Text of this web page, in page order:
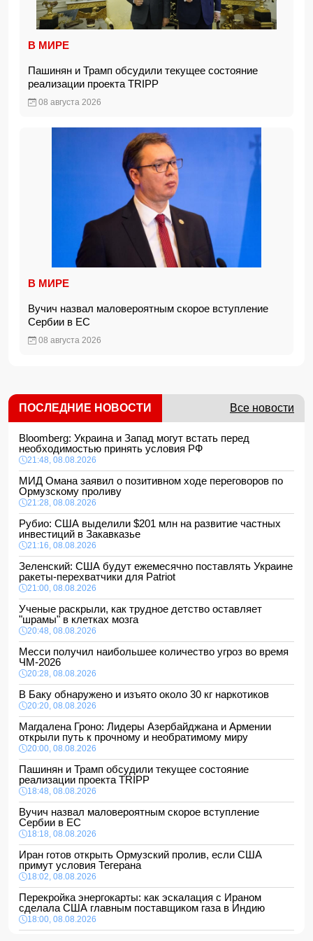
В МИРЕ
Пашинян и Трамп обсудили текущее состояние
реализации проекта TRIPP
08 августа 2026
В МИРЕ
Вучич назвал маловероятным скорое вступление
Сербии в ЕС
08 августа 2026
ПОСЛЕДНИЕ НОВОСТИ Все новости
Bloomberg: Украина и Запад могут встать перед
необходимостью принять условия РФ
21:48, 08.08.2026
МИД Омана заявил о позитивном ходе переговоров по
Ормузскому проливу
21:28, 08.08.2026
Рубио: США выделили $201 млн на развитие частных
инвестиций в Закавказье
21:16, 08.08.2026
Зеленский: США будут ежемесячно поставлять Украине
ракеты-перехватчики для Patriot
21:00, 08.08.2026
Ученые раскрыли, как трудное детство оставляет
"шрамы" в клетках мозга
20:48, 08.08.2026
Месси получил наибольшее количество угроз во время
ЧМ-2026
20:28, 08.08.2026
В Баку обнаружено и изъято около 30 кг наркотиков
20:20, 08.08.2026
Магдалена Гроно: Лидеры Азербайджана и Армении
открыли путь к прочному и необратимому миру
20:00, 08.08.2026
Пашинян и Трамп обсудили текущее состояние
реализации проекта TRIPP
18:48, 08.08.2026
Вучич назвал маловероятным скорое вступление
Сербии в ЕС
18:18, 08.08.2026
Иран готов открыть Ормузский пролив, если США
примут условия Тегерана
18:02, 08.08.2026
Перекройка энергокарты: как эскалация с Ираном
сделала США главным поставщиком газа в Индию
18:00, 08.08.2026